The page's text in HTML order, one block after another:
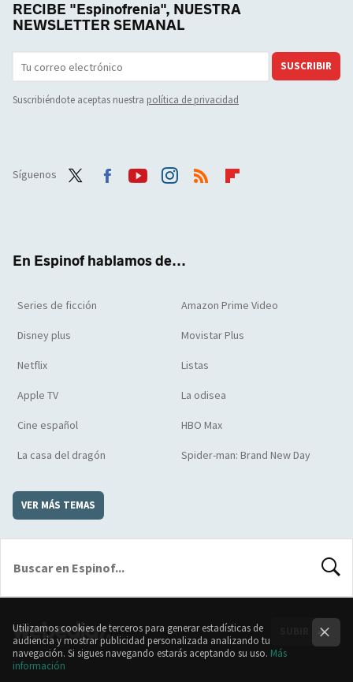
RECIBE "Espinofrenia", NUESTRA
NEWSLETTER SEMANAL
SUSCRIBIR
Suscribiéndote aceptas nuestra política de privacidad
Síguenos
En Espinof hablamos de...
Series de ficción Amazon Prime Video
Disney plus Movistar Plus
Netflix Listas
Apple TV La odisea
Cine español HBO Max
La casa del dragón Spider-man: Brand New Day
VER MÁS TEMAS
Utilizamos cookies de terceros para generar estadísticas de
audiencia y mostrar publicidad personalizada analizando tu
navegación. Si sigues navegando estarás aceptando su uso. Más
información